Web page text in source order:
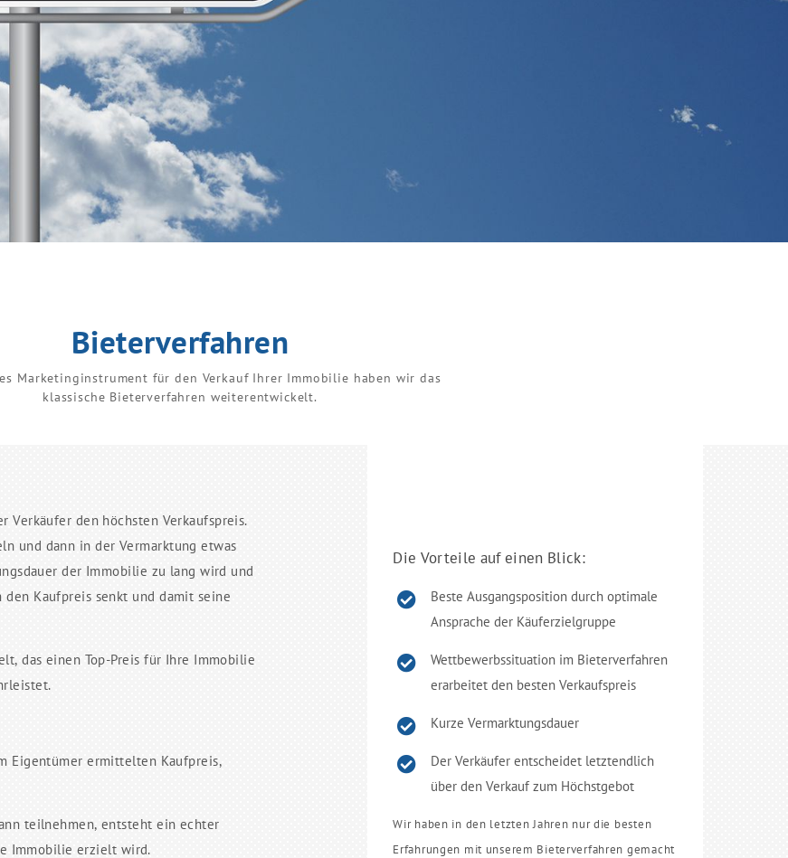
Bieterverfahren
Marketinginstrument für den Verkauf Ihrer Immobilie haben wir das
klassische Bieterverfahren weiterentwickelt.
Verkäufer den höchsten Verkaufspreis.
und dann in der Vermarktung etwas
der Immobilie zu lang wird und
Kaufpreis senkt und damit seine
das einen Top-Preis für Ihre Immobilie
Eigentümer ermittelten Kaufpreis,
teilnehmen, entsteht ein echter
Immobilie erzielt wird.
Die Vorteile auf einen Blick:
Beste Ausgangsposition durch optimale
Ansprache der Käuferzielgruppe
Wettbewerbssituation im Bieterverfahren
erarbeitet den besten Verkaufspreis
Kurze Vermarktungsdauer
Der Verkäufer entscheidet letztendlich
über den Verkauf zum Höchstgebot
Wir haben in den letzten Jahren nur die besten
Erfahrungen mit unserem Bieterverfahren gemacht